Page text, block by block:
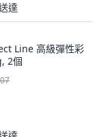
達
Line 高級彈性彩
2個